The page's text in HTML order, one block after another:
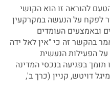
להוראה זו הוא הקושי
לפקח על הנעשה במקרקעין
ובאמצעים העומדים
בעמ' 518). עוד נאמר בהקשר זה כי "אין לאל ידה
הפעילות הנעשית
תומך בפגיעה בנכסי המדינה
דויטש, קניין (כרך ב',